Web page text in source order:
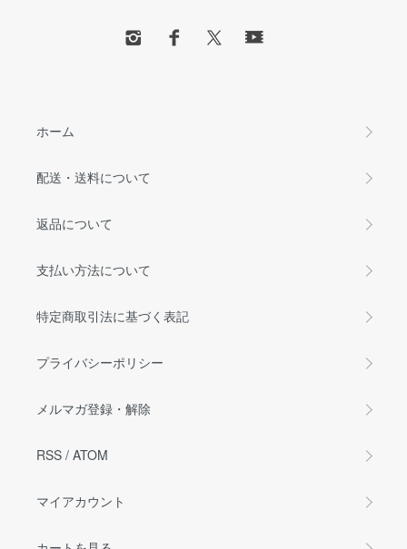
ホーム
配送・送料について
返品について
支払い方法について
特定商取引法に基づく表記
プライバシーポリシー
メルマガ登録・解除
RSS / ATOM
マイアカウント